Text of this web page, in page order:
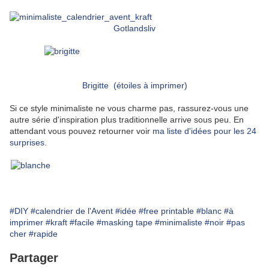
Gotlandsliv
Brigitte (étoiles à imprimer)
Si ce style minimaliste ne vous charme pas, rassurez-vous une
autre série d'inspiration plus traditionnelle arrive sous peu. En
attendant vous pouvez retourner voir ma liste d'idées pour les 24
surprises
#DIY #calendrier de l'Avent #idée #free printable #blanc #à
imprimer #kraft #facile #masking tape #minimaliste #noir #pas
cher #rapide
Partager